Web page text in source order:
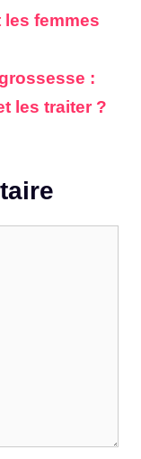
femmes
:
les traiter ?